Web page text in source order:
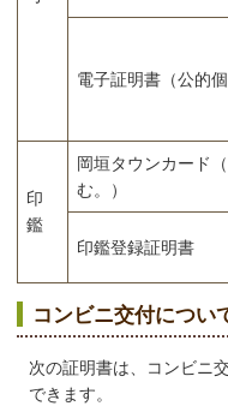
電子証明書（公的個
印
鑑
岡垣タウンカード
む。）
印鑑登録証明書
コンビニ交付につい
次の証明書は、コンビニ
できます。